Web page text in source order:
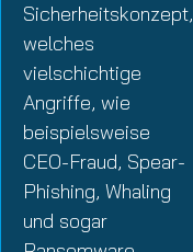
Sicherheitskonzept,
welches
vielschichtige
Angriffe, wie
beispielsweise
CEO-Fraud, Spear-
Phishing, Whaling
und sogar